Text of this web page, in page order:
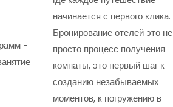
-
начинается с первого клика.
Бронирование отелей это не
просто процесс получения
комнаты, это первый шаг к
созданию незабываемых
моментов, к погружению в